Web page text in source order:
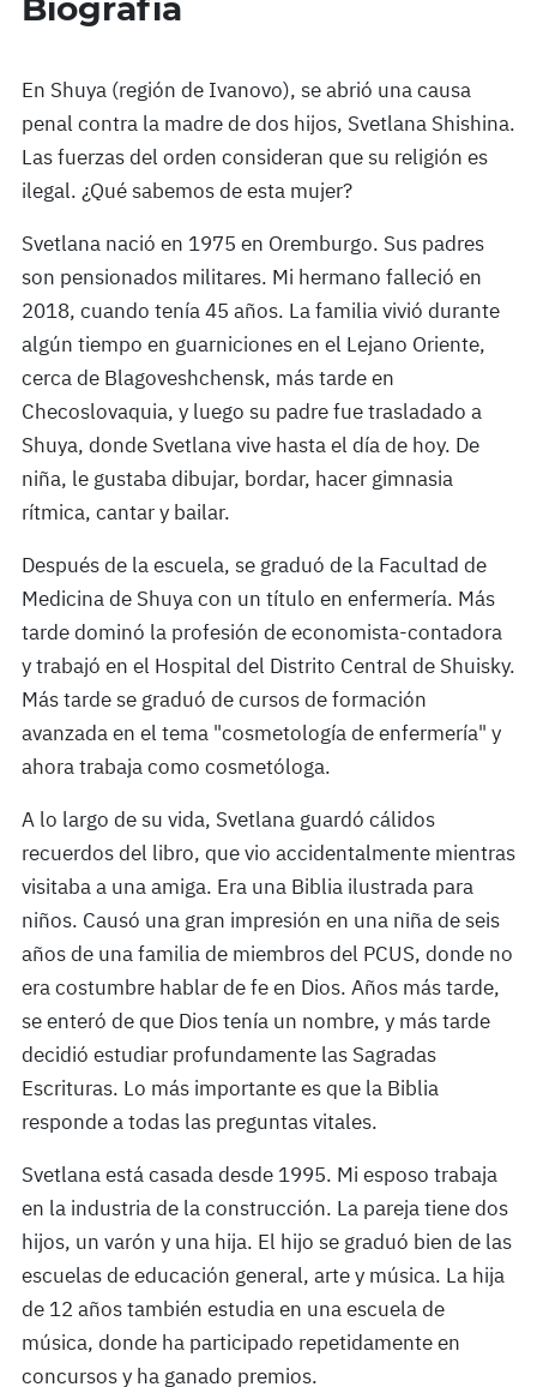
Biografía
En Shuya (región de Ivanovo), se abrió una causa
penal contra la madre de dos hijos, Svetlana Shishina.
Las fuerzas del orden consideran que su religión es
ilegal. ¿Qué sabemos de esta mujer?
Svetlana nació en 1975 en Oremburgo. Sus padres
son pensionados militares. Mi hermano falleció en
2018, cuando tenía 45 años. La familia vivió durante
algún tiempo en guarniciones en el Lejano Oriente,
cerca de Blagoveshchensk, más tarde en
Checoslovaquia, y luego su padre fue trasladado a
Shuya, donde Svetlana vive hasta el día de hoy. De
niña, le gustaba dibujar, bordar, hacer gimnasia
rítmica, cantar y bailar.
Después de la escuela, se graduó de la Facultad de
Medicina de Shuya con un título en enfermería. Más
tarde dominó la profesión de economista-contadora
y trabajó en el Hospital del Distrito Central de Shuisky.
Más tarde se graduó de cursos de formación
avanzada en el tema "cosmetología de enfermería" y
ahora trabaja como cosmetóloga.
A lo largo de su vida, Svetlana guardó cálidos
recuerdos del libro, que vio accidentalmente mientras
visitaba a una amiga. Era una Biblia ilustrada para
niños. Causó una gran impresión en una niña de seis
años de una familia de miembros del PCUS, donde no
era costumbre hablar de fe en Dios. Años más tarde,
se enteró de que Dios tenía un nombre, y más tarde
decidió estudiar profundamente las Sagradas
Escrituras. Lo más importante es que la Biblia
responde a todas las preguntas vitales.
Svetlana está casada desde 1995. Mi esposo trabaja
en la industria de la construcción. La pareja tiene dos
hijos, un varón y una hija. El hijo se graduó bien de las
escuelas de educación general, arte y música. La hija
de 12 años también estudia en una escuela de
música, donde ha participado repetidamente en
concursos y ha ganado premios.